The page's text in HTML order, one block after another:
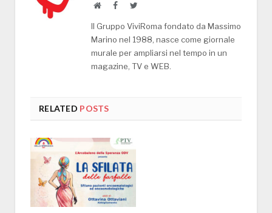
WebsiteFacebookTwitter
Il Gruppo ViviRoma fondato da Massimo
Marino nel 1988, nasce come giornale
murale per ampliarsi nel tempo in un
magazine, TV e WEB.
RELATED POSTS